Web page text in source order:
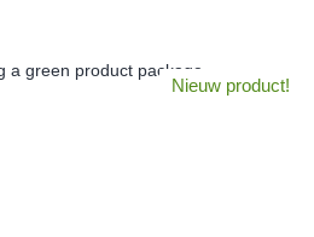
Nieuw product!